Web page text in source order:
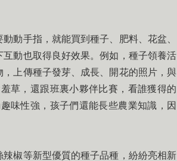
手指，就能買到種子、肥料、花盆、
動也取得良好效果。例如，種子領養活
上傳種子發芽、成長、開花的照片，與
草，還跟班裏小夥伴比賽，看誰獲得的
味性強，孩子們還能長些農業知識，因
椒等新型優質的種子品種，紛紛亮相新